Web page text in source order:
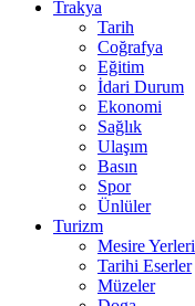
Trakya
Tarih
Coğrafya
Eğitim
İdari Durum
Ekonomi
Sağlık
Ulaşım
Basın
Spor
Ünlüler
Turizm
Mesire Yerleri
Tarihi Eserler
Müzeler